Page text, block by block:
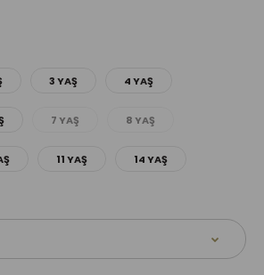
3 YAŞ 4 YAŞ
7 YAŞ 8 YAŞ
11 YAŞ 14 YAŞ